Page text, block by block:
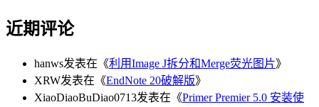
近期评论
hanws发表在《利用Image J拆分和Merge荧光图片》
XRW发表在《EndNote 20破解版》
XiaoDiaoBuDiao0713发表在《Primer Premier 5.0 安装使